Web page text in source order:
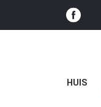
HUIS